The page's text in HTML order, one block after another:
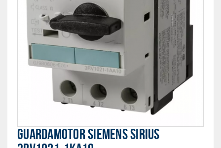
GUARDAMOTOR SIEMENS SIRIUS